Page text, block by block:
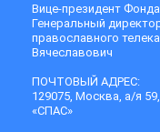
Вице-президент
Генеральный
православного
Вячеславович
ПОЧТОВЫЙ АДРЕС:
129075, Москва, а/я
«СПАС»